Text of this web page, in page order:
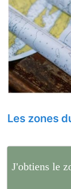
Les zones
J'obtiens le